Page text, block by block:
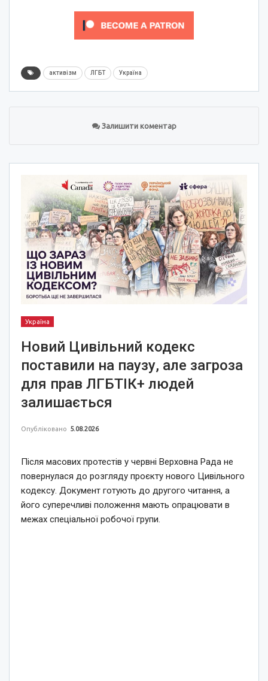
активізм ЛГБТ Україна
Залишити коментар
Україна
Новий Цивільний кодекс
поставили на паузу, але загроза
для прав ЛГБТІК+ людей
залишається
Опубліковано 5.08.2026
Після масових протестів у червні Верховна Рада не
повернулася до розгляду проєкту нового Цивільного
кодексу. Документ готують до другого читання, а
його суперечливі положення мають опрацювати в
межах спеціальної робочої групи.